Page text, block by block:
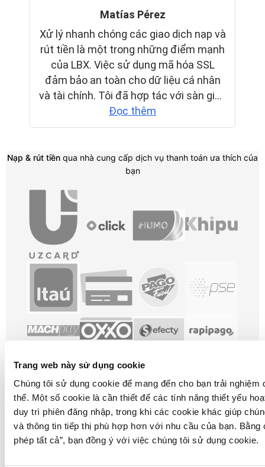
Trang web này sử dụng cookie
Chúng tôi sử dụng cookie để mang đến cho bạn trải nghiệm
thể. Một số cookie là cần thiết để các tính năng thiết yếu
duy trì phiên đăng nhập, trong khi các cookie khác giúp
và thông tin tiếp thị phù hợp hơn với nhu cầu của bạn.
phép tất cả”, bạn đồng ý với việc chúng tôi sử dụng cookie.
Nạp & rút tiền qua nhà cung cấp dịch vụ thanh toán ưa thích của
bạn